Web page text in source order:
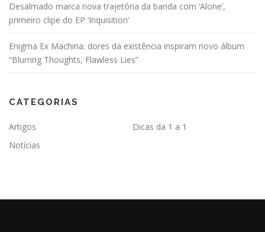
Desalmado marca nova trajetória da banda com ‘Alone’,
primeiro clipe do EP ‘Inquisition’
Enigma Ex Machina: dores da existência inspiram novo álbum
“Blurring Thoughts, Flawless Lies”
CATEGORIAS
Artigos
Dicas da 1 a 1
Notícias